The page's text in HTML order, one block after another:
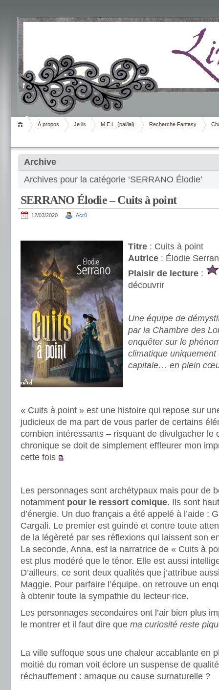
Livrement
À propos Je lis M.E.L. (pal/lal) Recherche Fantasy
Archive
Archives pour la catégorie ‘SERRANO Élodie’
SERRANO Élodie – Cuits à point
12/03/2020 Acr0
Titre : Cuits à point
Autrice : Élodie
Plaisir de lecture :
découvrir
Une équipe de
par la Chambre des
enquêter sur le
climatique
capitale… en plein
« Cuits à point » est une histoire qui repose sur
judicieux de ma part de vous parler de certains
combien intéressants – risquant de divulgacher
chronique se doit de simplement effleurer mon
cette fois
Les personnages sont archétypaux mais pour de
notamment pour le ressort comique. Ils sont
d’énergie. Un duo français a été appelé à l’aide :
Cargali. Le premier est guindé et contre toute
de la légèreté par ses réflexions qui laissent son
La seconde, Anna, est la narratrice de « Cuits à
est plus modéré que le ténor. Elle est aussi
D’ailleurs, ce sont deux qualités que j’attribue
Maggie. Pour parfaire l’équipe, on retrouve un
à obtenir toute la sympathie du lecteur∙rice.
Les personnages secondaires ont l’air bien plus
le montrer et il faut dire que ma curiosité reste
La ville suffoque sous une chaleur accablante en
moitié du roman voit éclore un suspense de
réchauffement : arnaque ou cause surnaturelle ?